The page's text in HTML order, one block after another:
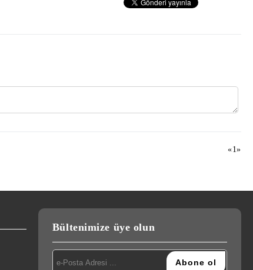
«1»
Bültenimize üye olun